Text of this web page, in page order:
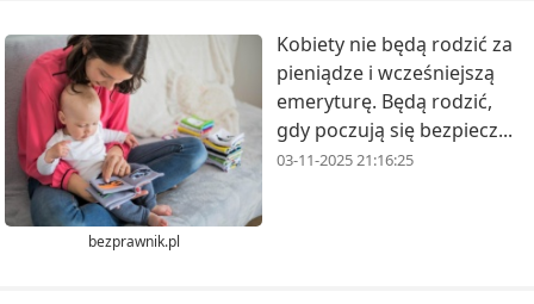
bezprawnik.pl
Kobiety nie będą rodzić za
pieniądze i wcześniejszą
emeryturę. Będą rodzić,
gdy poczują się bezpiecz...
03-11-2025 21:16:25